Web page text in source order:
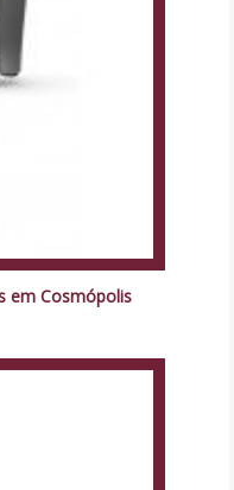
em Cosmópolis